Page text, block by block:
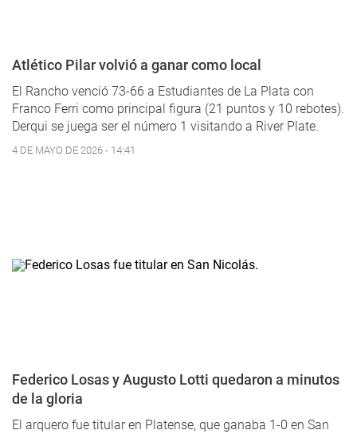
Atlético Pilar volvió a ganar como local
El Rancho venció 73-66 a Estudiantes de La Plata con
Franco Ferri como principal figura (21 puntos y 10 rebotes).
Derqui se juega ser el número 1 visitando a River Plate.
4 DE MAYO DE 2026 - 14:41
Federico Losas y Augusto Lotti quedaron a minutos
de la gloria
El arquero fue titular en Platense, que ganaba 1-0 en San